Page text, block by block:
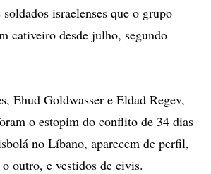
israelenses que o grupo
cativeiro desde julho, segundo
Ehud Goldwasser e Eldad Regev,
o estopim do conflito de 34 dias
no Líbano, aparecem de perfil,
outro, e vestidos de civis.